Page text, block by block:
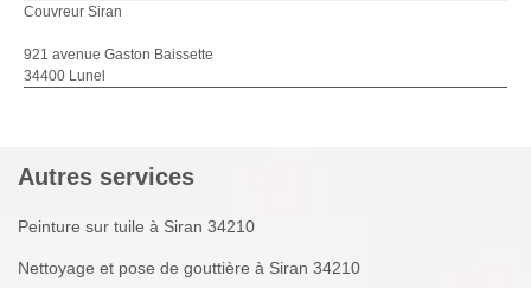
Couvreur Siran
921 avenue Gaston Baissette
34400 Lunel
Autres services
Peinture sur tuile à Siran 34210
Nettoyage et pose de gouttière à Siran 34210